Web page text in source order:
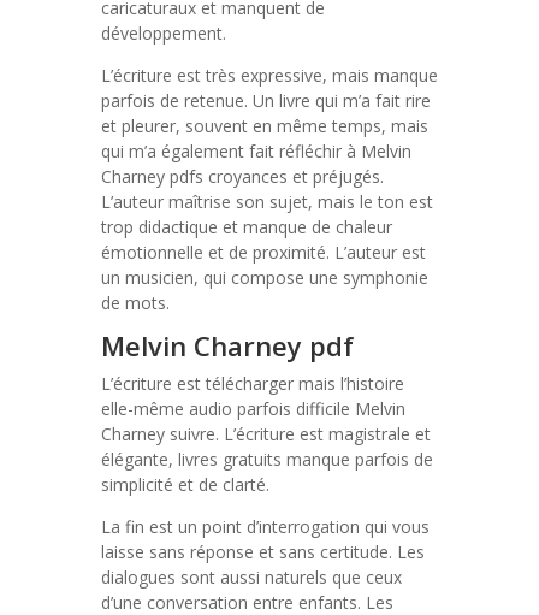
caricaturaux et manquent de
développement.
L’écriture est très expressive, mais manque
parfois de retenue. Un livre qui m’a fait rire
et pleurer, souvent en même temps, mais
qui m’a également fait réfléchir à Melvin
Charney pdfs croyances et préjugés.
L’auteur maîtrise son sujet, mais le ton est
trop didactique et manque de chaleur
émotionnelle et de proximité. L’auteur est
un musicien, qui compose une symphonie
de mots.
Melvin Charney pdf
L’écriture est télécharger mais l’histoire
elle-même audio parfois difficile Melvin
Charney suivre. L’écriture est magistrale et
élégante, livres gratuits manque parfois de
simplicité et de clarté.
La fin est un point d’interrogation qui vous
laisse sans réponse et sans certitude. Les
dialogues sont aussi naturels que ceux
d’une conversation entre enfants. Les